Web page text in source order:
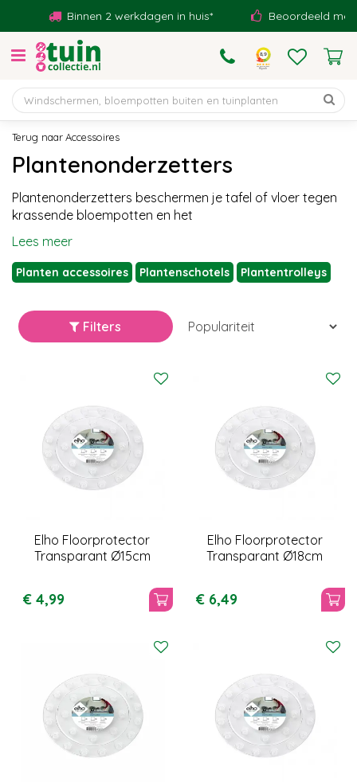
Accessoires
Binnen 2 werkdagen in huis* Beoordeeld met een
Plantenonderzetters
Plantenonderzetters beschermen je tafel of vloer tegen
krassende bloempotten en het
Lees meer
Planten accessoires Plantenschotels Plantentrolleys
Filters
Elho Floorprotector
Transparant Ø15cm
€ 4,99
Elho Floorprotector
Transparant Ø18cm
€ 6,49